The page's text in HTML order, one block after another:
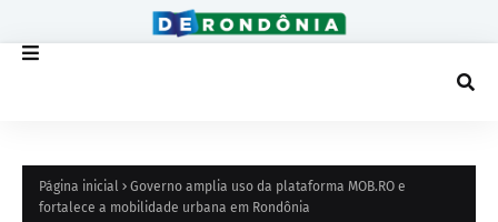
Página inicial
Governo amplia uso da plataforma MOB.RO e
fortalece a mobilidade urbana em Rondônia